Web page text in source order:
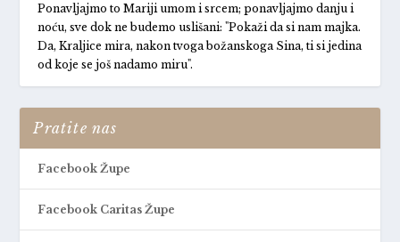
Ponavljajmo to Mariji umom i srcem; ponavljajmo danju i
noću, sve dok ne budemo uslišani: "Pokaži da si nam majka.
Da, Kraljice mira, nakon tvoga božanskoga Sina, ti si jedina
od koje se još nadamo miru".
Pratite nas
Facebook Župe
Facebook Caritas Župe